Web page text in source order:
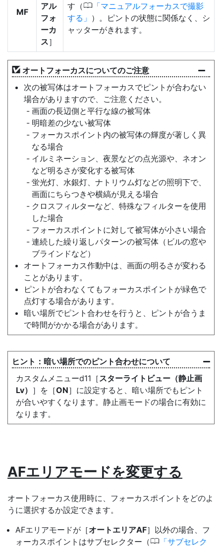
MF
アル
フォ
ーカ
ス］
す（0
マニュアルフォーカスで撮影
する
）。ピントの状態に関係なく、シ
ャッターがきれます。
オートフォーカスについてのご注意
次の被写体はオートフォーカスでピントが合わない
場合がありますので、ご注意ください。
画面の長辺側と平行な線の被写体
明暗差の少ない被写体
フォーカスポイント内の被写体の輝度が著しく異
なる場合
イルミネーション、夜景などの点光源や、ネオン
など明るさが変化する被写体
蛍光灯、水銀灯、ナトリウム灯などの照明下で、
画面にちらつきや横縞が見える場合
クロスフィルターなど、特殊なフィルターを使用
した場合
フォーカスポイントに対して被写体が小さい場合
連続した繰り返しパターンの被写体（ビルの窓や
ブラインドなど）
オートフォーカス作動中は、画面の明るさが変わる
ことがあります。
ピントが合わなくてもフォーカスポイントが緑色で
点灯する場合があります。
暗い場所でピント合わせを行うと、ピントが合うま
で時間がかかる場合があります。
暗い場所でのピント合わせについて
カスタムメニューd11［スターライトビュー（静止画
Lv） ］を［ON］に設定すると、暗い場所でもピント
が合いやすくなります。静止画モードの場合に有効に
なります。
AFエリアモードを変更する
オートフォーカス使用時に、フォーカスポイントをどのよ
うに選択するか設定できます。
AFエリアモードが［オートエリアAF］以外の場合、フ
ォーカスポイントはサブセレクター（0
サブセレク